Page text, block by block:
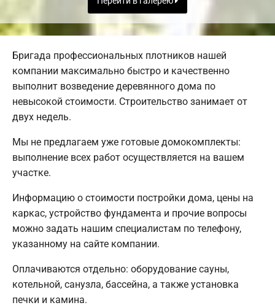
Бригада профессиональных плотников нашей
компании максимально быстро и качественно
выполнит возведение деревянного дома по
невысокой стоимости. Строительство занимает от
двух недель.
Мы не предлагаем уже готовые домокомплекты:
выполнение всех работ осуществляется на вашем
участке.
Информацию о стоимости постройки дома, цены на
каркас, устройство фундамента и прочие вопросы
можно задать нашим специалистам по телефону,
указанному на сайте компании.
Оплачиваются отдельно: оборудование сауны,
котельной, санузла, бассейна, а также установка
печки и камина.